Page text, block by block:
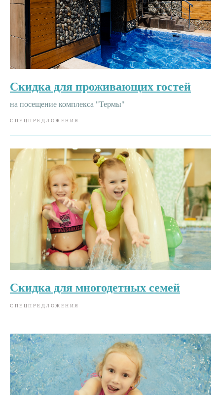
Скидка для проживающих гостей
на посещение комплекса "Термы"
СПЕЦПРЕДЛОЖЕНИЯ
Скидка для многодетных семей
СПЕЦПРЕДЛОЖЕНИЯ